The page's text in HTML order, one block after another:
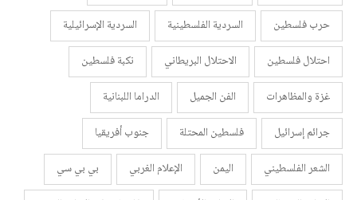
حرب فلسطين
السردية الفلسطينية
السردية الإسرائيلية
احتلال فلسطين
الاحتلال البريطاني
نكبة فلسطين
غزة والمظاهرات
الفن الجميل
الدراما اللبنانية
جرائم إسرائيل
فلسطين المحتلة
جنوب أفريقيا
الشعر الفلسطيني
اليمن الإعلام الغربي
بي بي سي